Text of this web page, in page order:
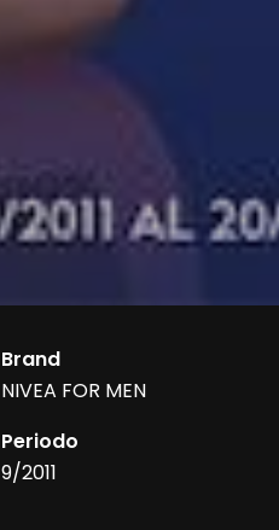
Brand
NIVEA FOR MEN
Periodo
9/2011